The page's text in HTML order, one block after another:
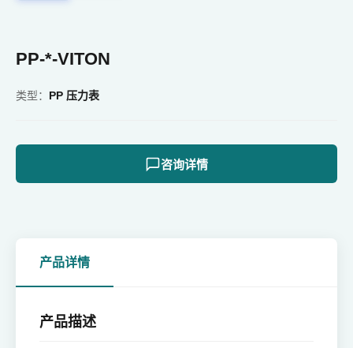
PP-*-VITON
类型： PP 压力表
咨询详情
产品详情
产品描述